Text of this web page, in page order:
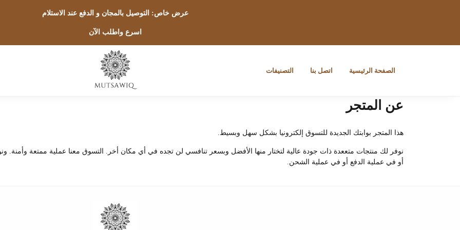
عرض خاص: التوصيل بالمجان و الدفع عند الاستلام
اسرع واطلب الآن
الصفحة الرئيسية اتصل بنا التصنيفات
عن المتجر
هذا المتجر بوابتك الجديدة للتسوق إلكترونيا بشكل سهل وبسيط.
نوفر لك منتجات متععدة ذات جودة عالية لتختار منها الأفضل وبسعر تنافسي لن تجده في أي مكان أخر. التسوق معنا عملية ممتعة وأمنة.
أو في عملية الدفع أو في عملية الشحن.